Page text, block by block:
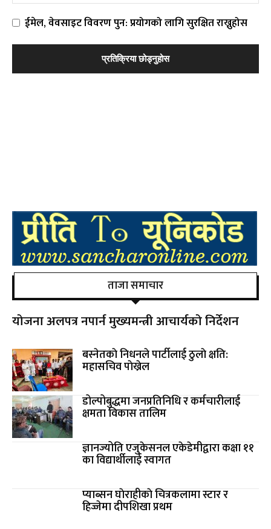
ईमेल, वेवसाइट विवरण पुन: प्रयोगको लागि सुरक्षित राख्नुहोस
ताजा समाचार
योजना अलपत्र नपार्न मुख्यमन्त्री आचार्यको निर्देशन
बस्नेतकाे निधनले पार्टीलाई ठुलाे क्षति:
महासचिव पाेख्रेल
डोल्पोबुद्धमा जनप्रतिनिधि र कर्मचारीलाई
क्षमता विकास तालिम
ज्ञानज्योति एजुकेसनल एकेडेमीद्वारा कक्षा ११
का विद्यार्थीलाई स्वागत
प्याब्सन घाेराहीकाे चित्रकलामा स्टार र
हिज्जेमा दीपशिखा प्रथम